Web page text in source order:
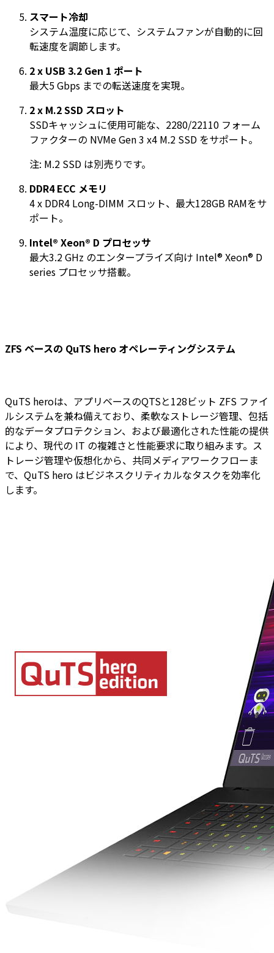
スマート冷却
システム温度に応じて、システムファンが自動的に回
転速度を調節します。
2 x USB 3.2 Gen 1 ポート
最大5 Gbps までの転送速度を実現。
2 x M.2 SSD スロット
SSDキャッシュに使用可能な、2280/22110 フォーム
ファクターの NVMe Gen 3 x4 M.2 SSD をサポート。
注: M.2 SSD は別売りです。
DDR4 ECC メモリ
4 x DDR4 Long-DIMM スロット、最大128GB RAMをサ
ポート。
Intel® Xeon® D プロセッサ
最大3.2 GHz のエンタープライズ向け Intel® Xeon® D
series プロセッサ搭載。
ZFS ベースの QuTS hero オペレーティングシステム
QuTS heroは、アプリベースのQTSと128ビット ZFS ファイ
ルシステムを兼ね備えており、柔軟なストレージ管理、包括
的なデータプロテクション、および最適化された性能の提供
により、現代の IT の複雑さと性能要求に取り組みます。ス
トレージ管理や仮想化から、共同メディアワークフローま
で、QuTS hero はビジネスクリティカルなタスクを効率化
します。